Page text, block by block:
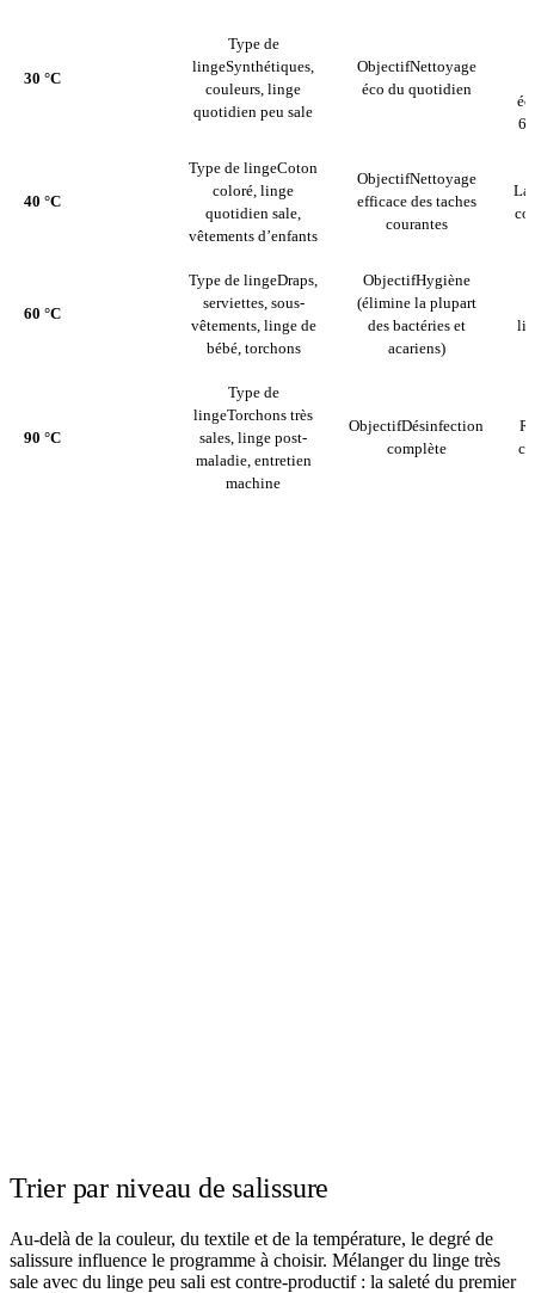
30 °C
Type de
lingeSynthétiques,
couleurs, linge
quotidien peu sale
ObjectifNettoyage
éco du quotidien
40 °C
Type de lingeCoton
coloré, linge
quotidien sale,
vêtements d’enfants
ObjectifNettoyage
efficace des taches
courantes
La
60 °C
Type de lingeDraps,
serviettes, sous-
vêtements, linge de
bébé, torchons
ObjectifHygiène
(élimine la plupart
des bactéries et
acariens)
90 °C
Type de
lingeTorchons très
sales, linge post-
maladie, entretien
machine
ObjectifDésinfection
complète
Trier par niveau de salissure
Au-delà de la couleur, du textile et de la température, le degré de
salissure influence le programme à choisir. Mélanger du linge très
sale avec du linge peu sali est contre-productif : la saleté du premier